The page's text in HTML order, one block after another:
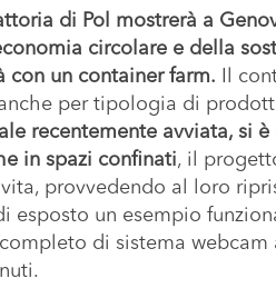
di Pol mostrerà a
circolare e della
con un container farm. Il
per tipologia di
recentemente avviata, si
in spazi confinati, il
provvedendo al loro
esposto un esempio
di sistema